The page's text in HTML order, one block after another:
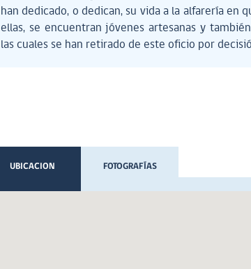
han dedicado, o dedican, su vida a la alfarería en
ellas, se encuentran jóvenes artesanas y
las cuales se han retirado de este oficio por
UBICACION FOTOGRAFÍAS